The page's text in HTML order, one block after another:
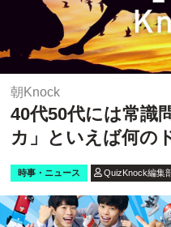
朝Knock
40代50代には常識
カ」といえば何の
時事・ニュース QuizKnock編集